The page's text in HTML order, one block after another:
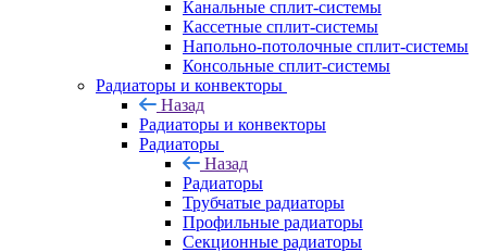
Канальные сплит-системы
Кассетные сплит-системы
Напольно-потолочные сплит-системы
Консольные сплит-системы
Радиаторы и конвекторы
Назад
Радиаторы и конвекторы
Радиаторы
Назад
Радиаторы
Трубчатые радиаторы
Профильные радиаторы
Секционные радиаторы